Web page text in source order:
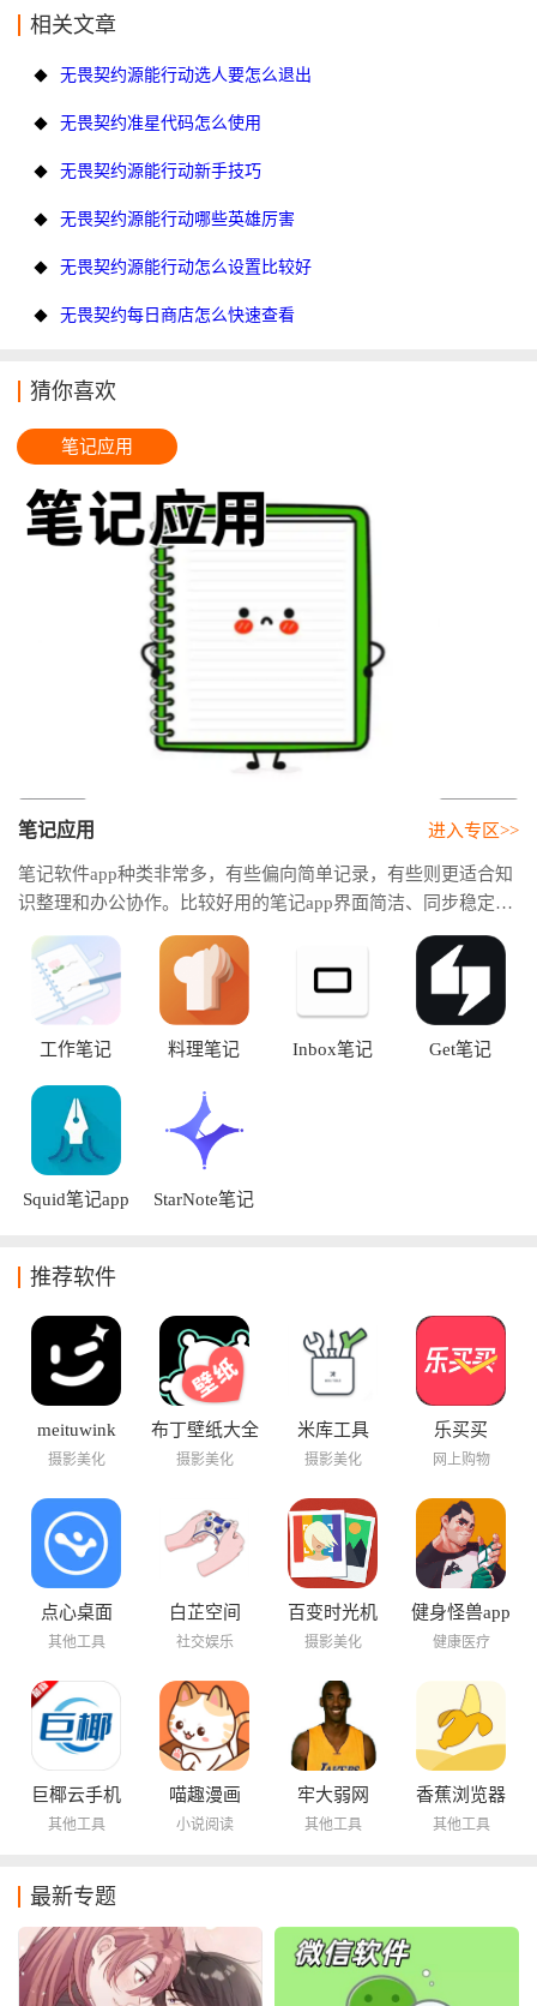
相关文章
无畏契约源能行动选人要怎么退出
无畏契约准星代码怎么使用
无畏契约源能行动新手技巧
无畏契约源能行动哪些英雄厉害
无畏契约源能行动怎么设置比较好
无畏契约每日商店怎么快速查看
猜你喜欢
笔记应用
笔记应用
笔记软件app种类非常多，有些偏向简单记录，有些则更适合知
识整理和办公协作。比较好用的笔记app界面简洁、同步稳定、
操作顺手的软件，更容易长期坚持使用最好的笔记应用。
进入专区>>
工作笔记 料理笔记 Inbox笔记 Get笔记
Squid笔记app StarNote笔记
推荐软件
meituwink
摄影美化
布丁壁纸大全
摄影美化
米库工具
摄影美化
乐买买
网上购物
点心桌面
其他工具
白芷空间
社交娱乐
百变时光机
摄影美化
健身怪兽app
健康医疗
巨椰云手机
其他工具
喵趣漫画
小说阅读
牢大弱网
其他工具
香蕉浏览器
其他工具
最新专题